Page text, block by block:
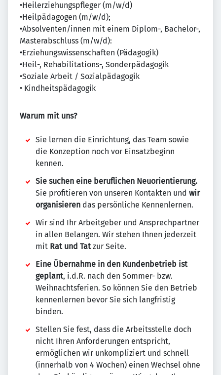
•Heilerziehungspfleger (m/w/d)
•Heilpädagogen (m/w/d);
•Absolventen/innen mit einem Diplom-, Bachelor-,
Masterabschluss (m/w/d):
•Erziehungswissenschaften (Pädagogik)
•Heil-, Rehabilitations-, Sonderpädagogik
•Soziale Arbeit / Sozialpädagogik
• Kindheitspädagogik
Warum mit uns?
Sie lernen die Einrichtung, das Team sowie
die Konzeption noch vor Einsatzbeginn
kennen.
Sie suchen eine beruflichen Neuorientierung.
Sie profitieren von unseren Kontakten und wir
organisieren das persönliche Kennenlernen.
Wir sind Ihr Arbeitgeber und Ansprechpartner
in allen Belangen. Wir stehen Ihnen jederzeit
mit Rat und Tatzur Seite.
Eine Übernahme in den Kundenbetrieb ist
geplant, i.d.R. nach den Sommer- bzw.
Weihnachtsferien. So können Sie den Betrieb
kennenlernen bevor Sie sich langfristig
binden.
Stellen Sie fest, dass die Arbeitsstelle doch
nicht Ihren Anforderungen entspricht,
ermöglichen wir unkompliziert und schnell
(innerhalb von 4 Wochen) einen Wechsel ohne